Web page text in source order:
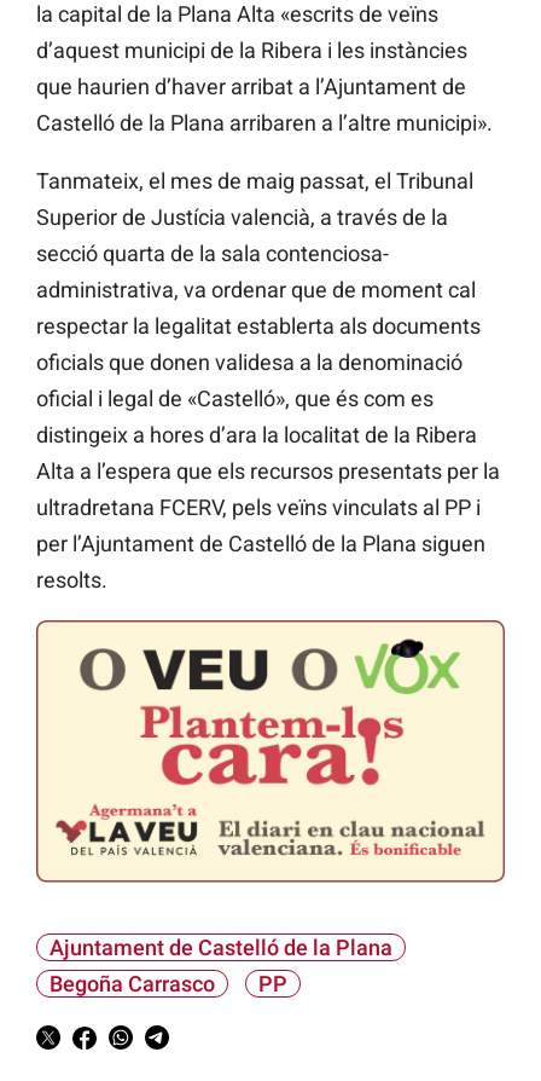
la capital de la Plana Alta «escrits de veïns
d’aquest municipi de la Ribera i les instàncies
que haurien d’haver arribat a l’Ajuntament de
Castelló de la Plana arribaren a l’altre municipi».
Tanmateix, el mes de maig passat, el Tribunal
Superior de Justícia valencià, a través de la
secció quarta de la sala contenciosa-
administrativa, va ordenar que de moment cal
respectar la legalitat establerta als documents
oficials que donen validesa a la denominació
oficial i legal de «Castelló», que és com es
distingeix a hores d’ara la localitat de la Ribera
Alta a l’espera que els recursos presentats per la
ultradretana FCERV, pels veïns vinculats al PP i
per l’Ajuntament de Castelló de la Plana siguen
resolts.
Ajuntament de Castelló de la Plana
Begoña Carrasco
PP